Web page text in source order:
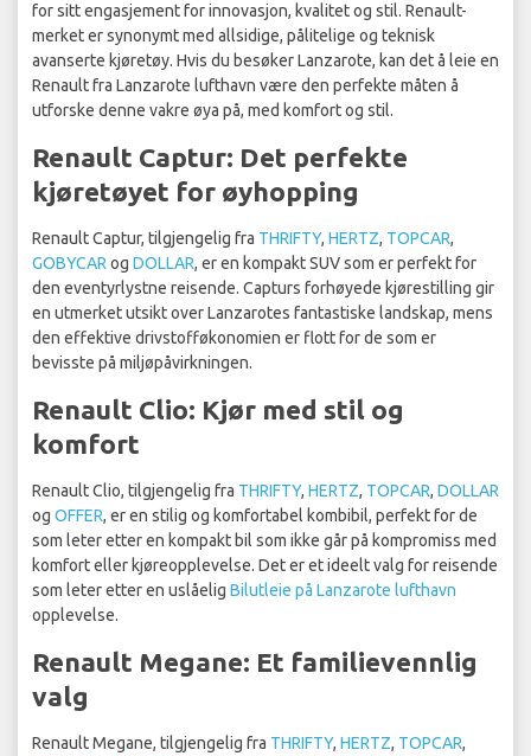
for sitt engasjement for innovasjon, kvalitet og stil. Renault-
merket er synonymt med allsidige, pålitelige og teknisk
avanserte kjøretøy. Hvis du besøker Lanzarote, kan det å leie en
Renault fra Lanzarote lufthavn være den perfekte måten å
utforske denne vakre øya på, med komfort og stil.
Renault Captur: Det perfekte
kjøretøyet for øyhopping
Renault Captur, tilgjengelig fra THRIFTY, HERTZ, TOPCAR,
GOBYCAR og DOLLAR, er en kompakt SUV som er perfekt for
den eventyrlystne reisende. Capturs forhøyede kjørestilling gir
en utmerket utsikt over Lanzarotes fantastiske landskap, mens
den effektive drivstofføkonomien er flott for de som er
bevisste på miljøpåvirkningen.
Renault Clio: Kjør med stil og
komfort
Renault Clio, tilgjengelig fra THRIFTY, HERTZ, TOPCAR, DOLLAR
og OFFER, er en stilig og komfortabel kombibil, perfekt for de
som leter etter en kompakt bil som ikke går på kompromiss med
komfort eller kjøreopplevelse. Det er et ideelt valg for reisende
som leter etter en uslåelig Bilutleie på Lanzarote lufthavn
opplevelse.
Renault Megane: Et familievennlig
valg
Renault Megane, tilgjengelig fra THRIFTY, HERTZ, TOPCAR,